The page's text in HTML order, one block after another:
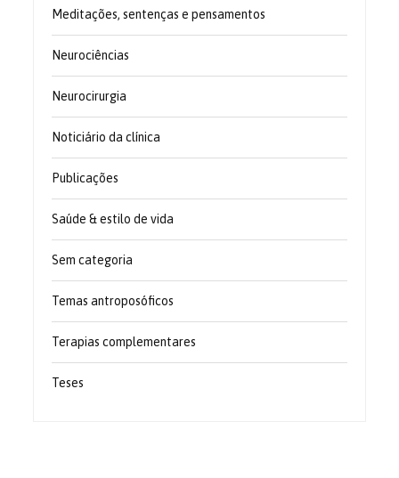
Meditações, sentenças e pensamentos
Neurociências
Neurocirurgia
Noticiário da clínica
Publicações
Saúde & estilo de vida
Sem categoria
Temas antroposóficos
Terapias complementares
Teses